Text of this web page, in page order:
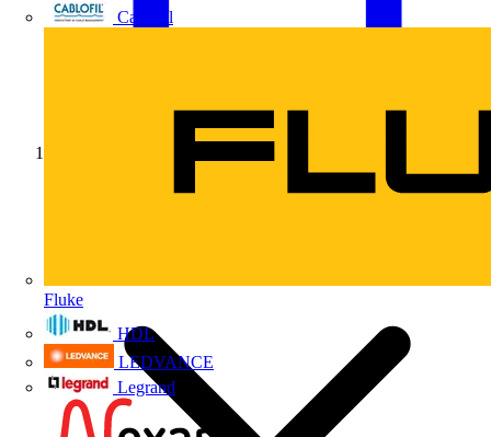
Cablofil
Fluke
HDL
LEDVANCE
Legrand